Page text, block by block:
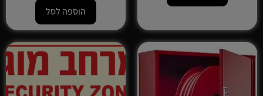
הוספה לסל